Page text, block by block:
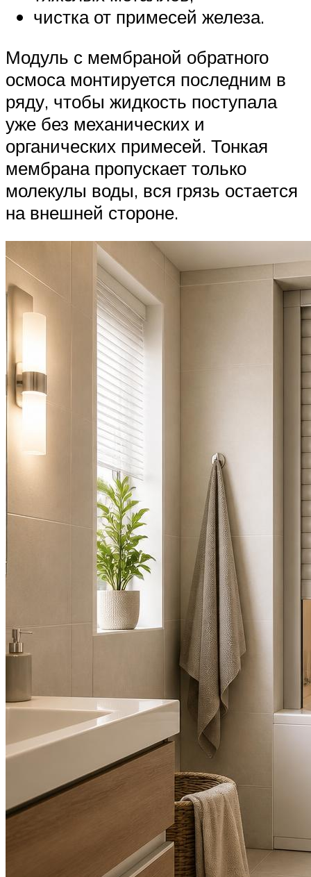
чистка от примесей железа.
Модуль с мембраной обратного
осмоса монтируется последним в
ряду, чтобы жидкость поступала
уже без механических и
органических примесей. Тонкая
мембрана пропускает только
молекулы воды, вся грязь остается
на внешней стороне.